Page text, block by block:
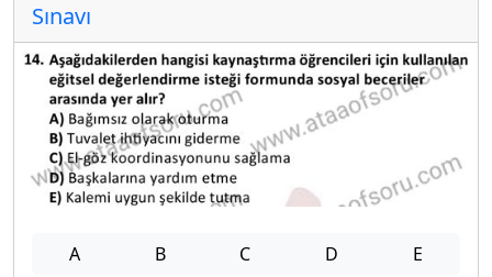
Sınavı
A B C D E